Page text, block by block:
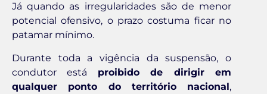
Já quando as irregularidades são de menor
potencial ofensivo, o prazo costuma ficar no
patamar mínimo.
Durante toda a vigência da suspensão, o
condutor está proibido de dirigir em
qualquer ponto do território nacional,